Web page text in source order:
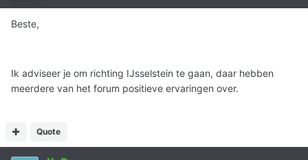
Beste,
Ik adviseer je om richting IJsselstein te gaan, daar hebben
meerdere van het forum positieve ervaringen over.
Quote